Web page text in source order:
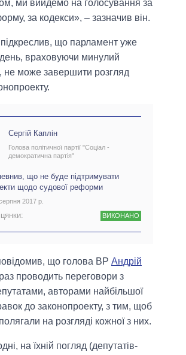
ми вийдемо на голосування за
за кодекси», – зазначив він.
що парламент уже
враховуючи минулий
не може завершити розгляд
Сергій Каплін
Голова політичної партії "Соціал -
демократична партія"
що не буде підтримувати
щодо судової реформи
2017 р.
ВИКОНАНО
що голова ВР Андрій
проводить переговори з
авторами найбільшої
до законопроекту, з тим, щоб
на розгляді кожної з них.
на їхній погляд (депутатів-